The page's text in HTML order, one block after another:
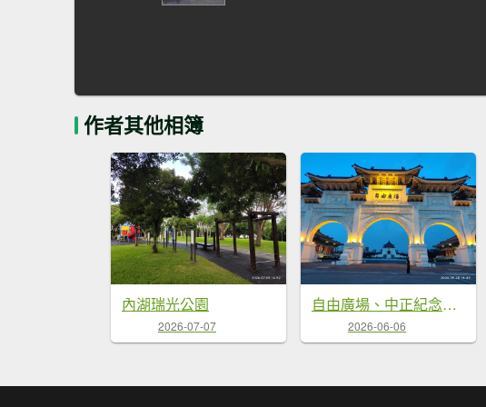
作者其他相簿
內湖瑞光公園
2026-07-07
自由廣場、中正紀念堂、國家戲劇院、國家音樂廳
2026-06-06